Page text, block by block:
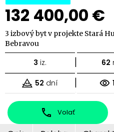
132 400,00 €
3 izbový byt v projekte Stará
Bebravou
3 iz. | 62
52 dní |
Volať